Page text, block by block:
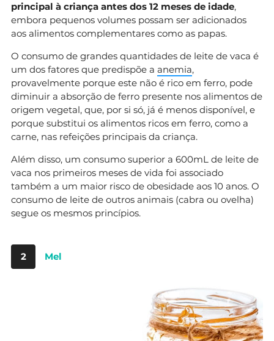
principal à criança antes dos 12 meses de idade,
embora pequenos volumes possam ser adicionados
aos alimentos complementares como as papas.
O consumo de grandes quantidades de leite de vaca é
um dos fatores que predispõe a anemia,
provavelmente porque este não é rico em ferro, pode
diminuir a absorção de ferro presente nos alimentos de
origem vegetal, que, por si só, já é menos disponível, e
porque substitui os alimentos ricos em ferro, como a
carne, nas refeições principais da criança.
Além disso, um consumo superior a 600mL de leite de
vaca nos primeiros meses de vida foi associado
também a um maior risco de obesidade aos 10 anos. O
consumo de leite de outros animais (cabra ou ovelha)
segue os mesmos princípios.
2 Mel